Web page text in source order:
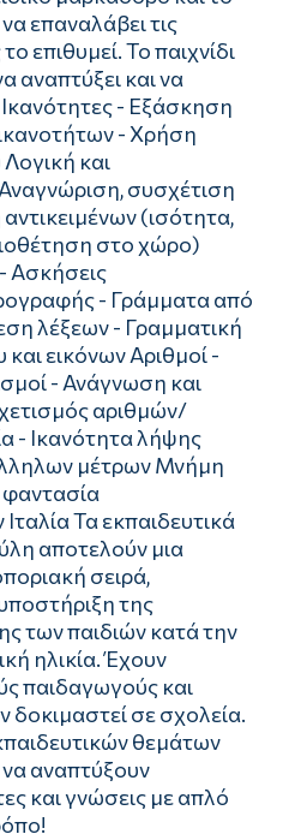
επαναλάβει τις
επιθυμεί. Το παιχνίδι
αναπτύξει και να
Ικανότητες - Εξάσκηση
- Χρήση
Λογική και
συσχέτιση
(ισότητα,
στο χώρο)
Ασκήσεις
- Γράμματα από
λέξεων - Γραμματική
εικόνων Αριθμοί -
- Ανάγνωση και
αριθμών/
- Ικανότητα λήψης
μέτρων Μνήμη
φαντασία
Τα εκπαιδευτικά
αποτελούν μια
σειρά,
της
των παιδιών κατά την
ηλικία. Έχουν
παιδαγωγούς και
δοκιμαστεί σε σχολεία.
θεμάτων
αναπτύξουν
και γνώσεις με απλό